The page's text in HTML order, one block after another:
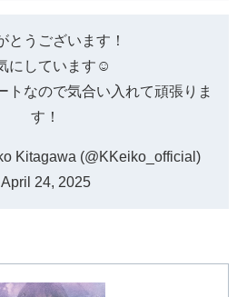
とうございます！
にしています☺️
トなので気合い入れて頑張りま
す！
Kitagawa (@KKeiko_official)
April 24, 2025